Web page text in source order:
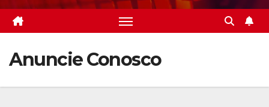
Anuncie Conosco